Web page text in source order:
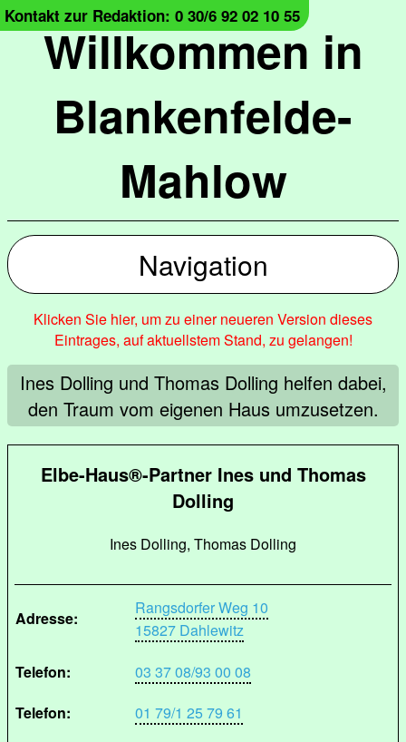
Willkommen in
Blankenfelde-
Mahlow
Kontakt zur Redaktion: 0 30/6 92 02 10 55
Navigation
Klicken Sie hier, um zu einer neueren Version dieses
Eintrages, auf aktuellstem Stand, zu gelangen!
Ines Dolling und Thomas Dolling helfen dabei,
den Traum vom eigenen Haus umzusetzen.
Elbe-Haus®-Partner Ines und Thomas
Dolling
Ines Dolling, Thomas Dolling
Adresse:
Rangsdorfer Weg 10
15827 Dahlewitz
Telefon:
03 37 08/93 00 08
Telefon:
01 79/1 25 79 61